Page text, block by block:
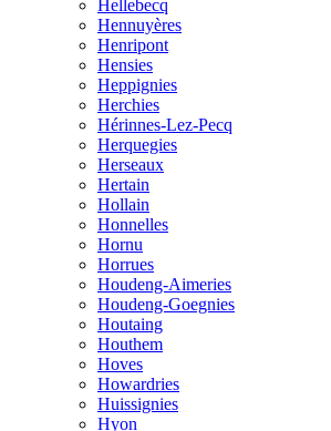
Hellebecq
Hennuyères
Henripont
Hensies
Heppignies
Herchies
Hérinnes-Lez-Pecq
Herquegies
Herseaux
Hertain
Hollain
Honnelles
Hornu
Horrues
Houdeng-Aimeries
Houdeng-Goegnies
Houtaing
Houthem
Hoves
Howardries
Huissignies
Hyon